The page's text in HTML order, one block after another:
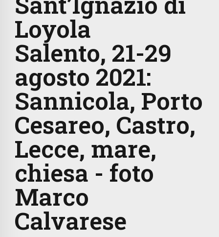
Loyola
Salento, 21-29
agosto 2021:
Sannicola, Porto
Cesareo, Castro,
Lecce, mare,
chiesa - foto
Marco
Calvarese